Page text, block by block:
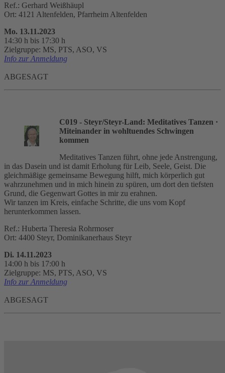
Ref.: Gerhard Weißhäupl
Ort: 4121 Altenfelden, Pfarrheim Altenfelden
Mo. 13.11.2023
14:30 h bis 17:30 h
Zielgruppe: MS, PTS, ASO, VS
Info zur Anmeldung
ABGESAGT
C019 - Steyr/Steyr-Land: Meditatives Tanzen ·
Miteinander in wohltuendes Schwingen
kommen
Meditatives Tanzen führt, ohne jede Anstrengung,
in das Dasein und ist damit Erholung für Leib, Seele, Geist. Die
gleichmäßige gemeinsame Bewegung hilft, mich körperlich gut
wahrzunehmen und in mich hinein zu spüren, um dort den tiefsten
Grund, die Gegenwart Gottes in mir zu erahnen.
Wir tanzen im Kreis, einfache Schritte, die uns vom Kopf
herunterkommen lassen.
Ref.: Huberta Theresia Rohrmoser
Ort: 4400 Steyr, Dominikanerhaus Steyr
Di. 14.11.2023
14:00 h bis 17:00 h
Zielgruppe: MS, PTS, ASO, VS
Info zur Anmeldung
ABGESAGT